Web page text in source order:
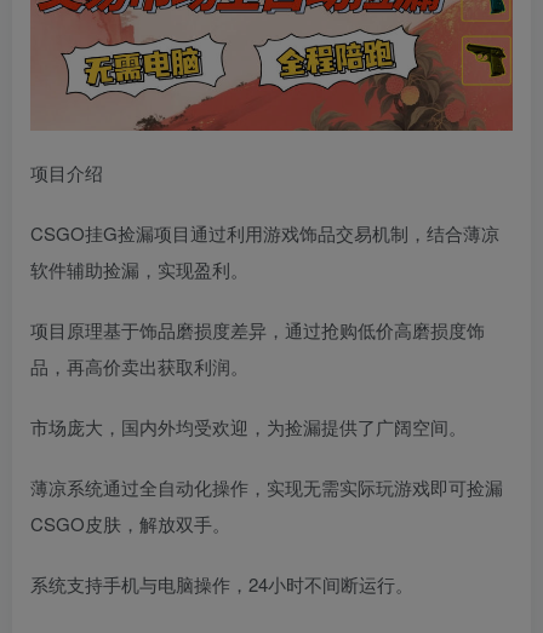
项目介绍
CSGO挂G捡漏项目通过利用游戏饰品交易机制，结合薄凉
软件辅助捡漏，实现盈利。
项目原理基于饰品磨损度差异，通过抢购低价高磨损度饰
品，再高价卖出获取利润。
市场庞大，国内外均受欢迎，为捡漏提供了广阔空间。
薄凉系统通过全自动化操作，实现无需实际玩游戏即可捡漏
CSGO皮肤，解放双手。
系统支持手机与电脑操作，24小时不间断运行。